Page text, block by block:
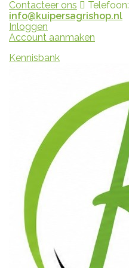
Contacteer ons Telefoon:
info@kuipersagrishop.nl
Inloggen
Account aanmaken
Kennisbank